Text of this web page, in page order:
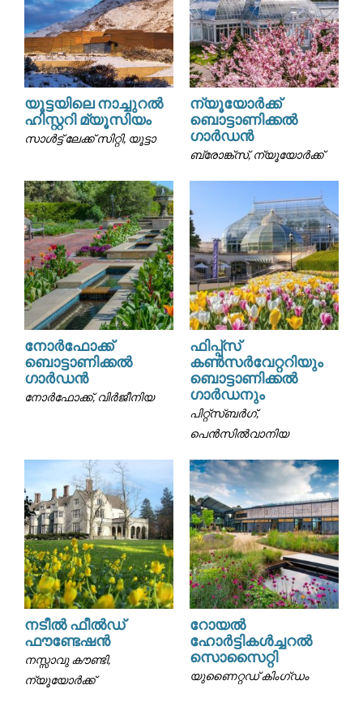
യൂട്ടയിലെ നാച്ചുറൽ
ഹിസ്റ്ററി മ്യൂസിയം
സാൾട്ട് ലേക്ക് സിറ്റി, യൂട്ടാ
ന്യൂയോർക്ക്
ബൊട്ടാണിക്കൽ
ഗാർഡൻ
ബ്രോങ്ക്സ്, ന്യൂയോർക്ക്
നോർഫോക്ക്
ബൊട്ടാണിക്കൽ
ഗാർഡൻ
നോർഫോക്ക്, വിർജീനിയ
ഫിപ്പ്സ്
കൺസർവേറ്ററിയും
ബൊട്ടാണിക്കൽ
ഗാർഡനും
പിറ്റ്സ്ബർഗ്,
പെൻസിൽവാനിയ
നടീൽ ഫീൽഡ്
ഫൗണ്ടേഷൻ
നസ്സാവു കൗണ്ടി,
ന്യൂയോർക്ക്
റോയൽ
ഹോർട്ടികൾച്ചറൽ
സൊസൈറ്റി
യുണൈറ്റഡ് കിംഗ്ഡം